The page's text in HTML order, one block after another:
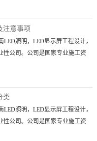
注意事项
照明，LED显示屏工程设计，
性公司。公司是国家专业施工资
类
照明，LED显示屏工程设计，
性公司。公司是国家专业施工资